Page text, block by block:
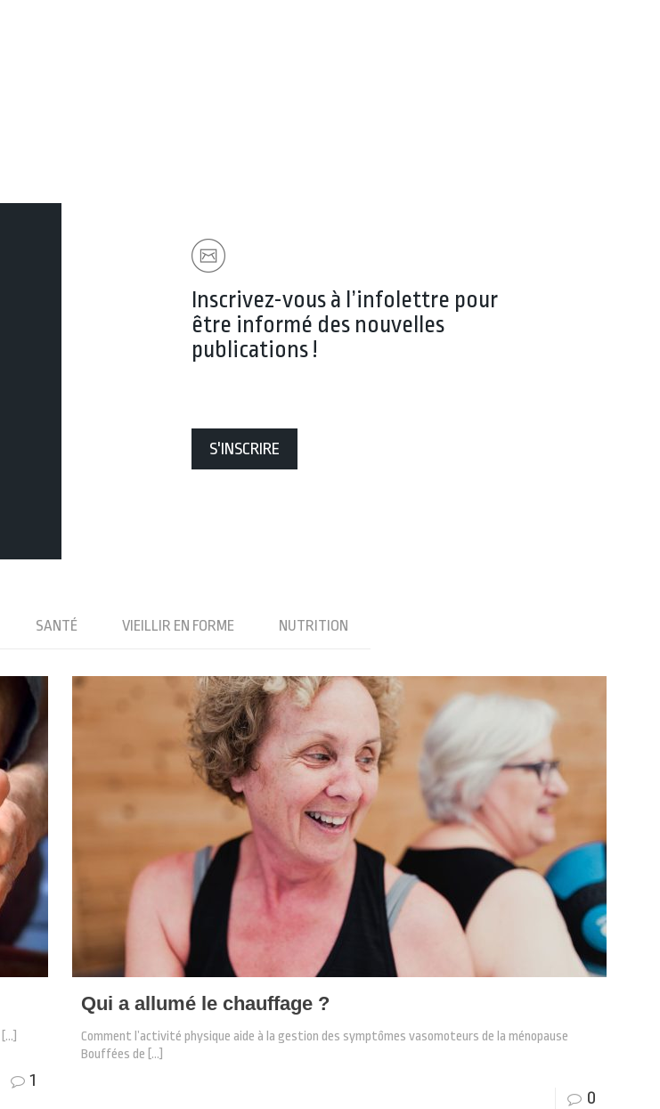
Inscrivez-vous à l’infolettre pour
être informé des nouvelles
publications !
S'INSCRIRE
SANTÉ VIEILLIR EN FORME NUTRITION
[…]
1
Qui a allumé le chauffage ?
Comment l’activité physique aide à la gestion des symptômes vasomoteurs de la ménopause
Bouffées de […]
0